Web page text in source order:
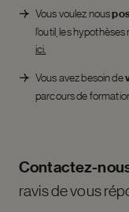
Vous voulez nous
l’outil, les
ici.
Vous avez besoin de
parcours de
Contactez-
ravis de vous